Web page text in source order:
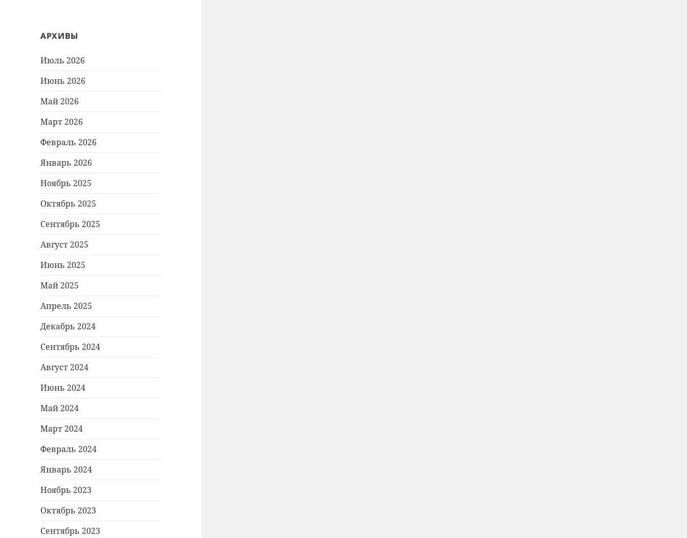
АРХИВЫ
Июль 2026
Июнь 2026
Май 2026
Март 2026
Февраль 2026
Январь 2026
Ноябрь 2025
Октябрь 2025
Сентябрь 2025
Август 2025
Июнь 2025
Май 2025
Апрель 2025
Декабрь 2024
Сентябрь 2024
Август 2024
Июнь 2024
Май 2024
Март 2024
Февраль 2024
Январь 2024
Ноябрь 2023
Октябрь 2023
Сентябрь 2023